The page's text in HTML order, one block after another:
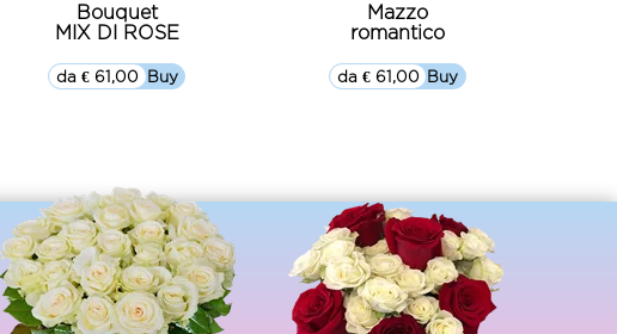
Bouquet
MIX DI ROSE
▷▷ Buy
da € 61,00
Mazzo
romantico
▷▷ Buy
da € 61,00